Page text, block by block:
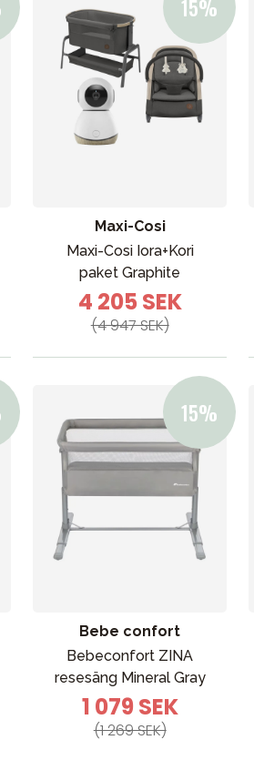
Maxi-Cosi
Maxi-Cosi Iora+Kori
paket Graphite
4 205 SEK
(4 947 SEK)
Bebe confort
Bebeconfort ZINA
resesäng Mineral Gray
1 079 SEK
(1 269 SEK)